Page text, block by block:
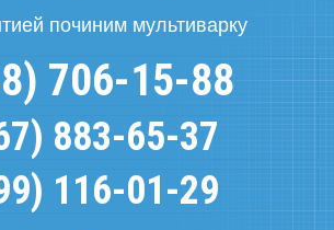
починим мультиварку
706-15-88
883-65-37
116-01-29